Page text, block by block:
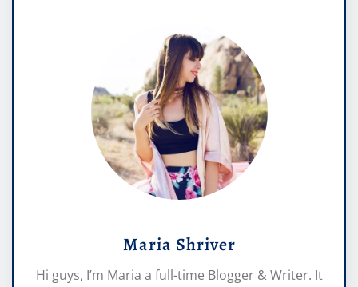
Maria Shriver
Hi guys, I’m Maria a full-time Blogger & Writer. It